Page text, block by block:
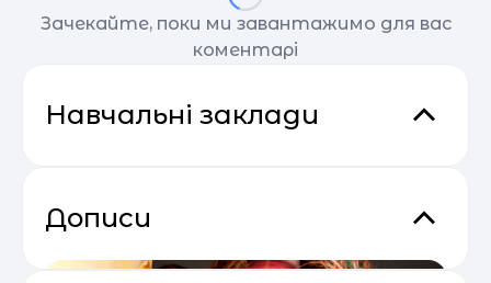
Зачекайте, поки ми завантажимо для вас
коментарі
Навчальні заклади
Дописи